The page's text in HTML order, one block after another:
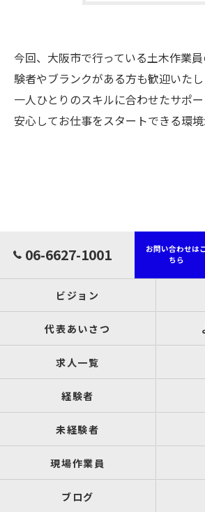
今回、大阪市で行っている土木作業
験者やブランクがある方も歓迎いたし
一人ひとりのスキルに合わせたサポー
安心してお仕事をスタートできる環境
06-6627-1001
お問い合わせはこ
ちら
ビジョン
代表あいさつ
求人一覧
経験者
未経験者
現場作業員
ブログ